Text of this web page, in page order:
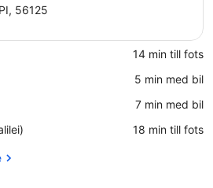
56125
‪14 min till fots‬
‪5 min med bil‬
‪7 min med bil‬
‪18 min till fots‬